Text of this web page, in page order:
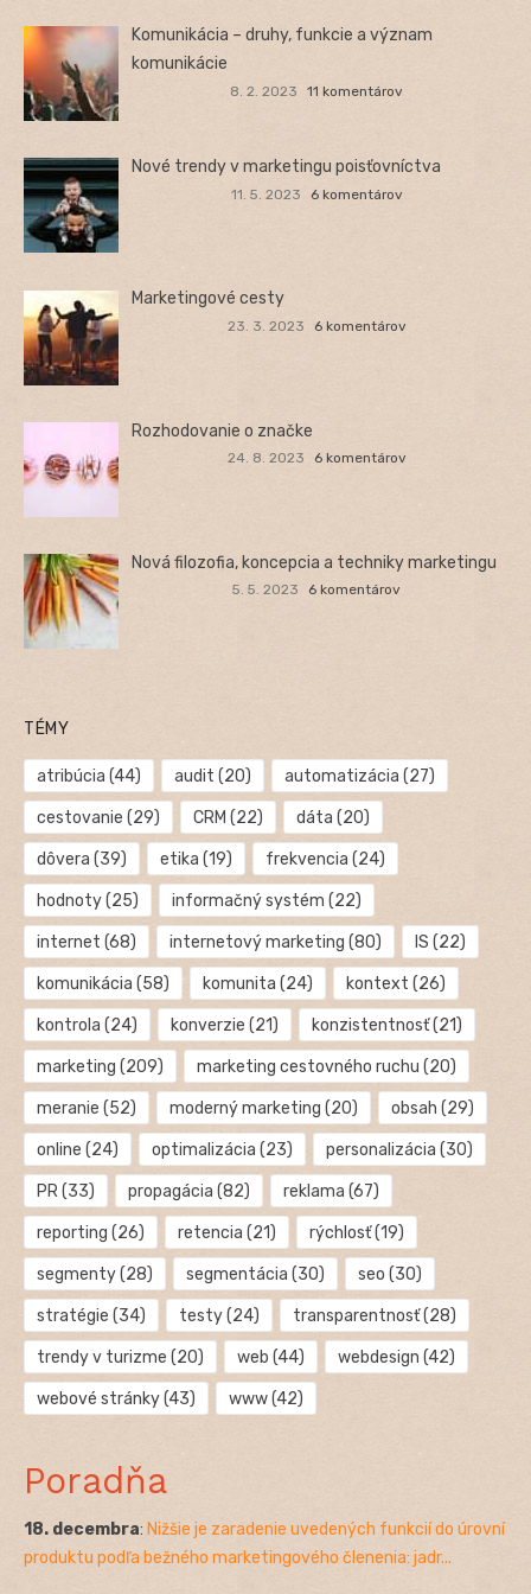
Komunikácia – druhy, funkcie a význam
komunikácie
8. 2. 2023 11 komentárov
Nové trendy v marketingu poisťovníctva
11. 5. 2023 6 komentárov
Marketingové cesty
23. 3. 2023 6 komentárov
Rozhodovanie o značke
24. 8. 2023 6 komentárov
Nová filozofia, koncepcia a techniky marketingu
5. 5. 2023 6 komentárov
TÉMY
atribúcia (44) audit (20) automatizácia (27)
cestovanie (29) CRM (22) dáta (20)
dôvera (39) etika (19) frekvencia (24)
hodnoty(25) informačný systém (22)
internet (68) internetový marketing (80) IS (22)
komunikácia (58) komunita (24) kontext (26)
kontrola (24) konverzie (21) konzistentnosť(21)
marketing (209) marketing cestovného ruchu (20)
meranie (52) moderný marketing (20) obsah (29)
online (24) optimalizácia (23) personalizácia (30)
PR(33) propagácia (82) reklama (67)
reporting (26) retencia (21) rýchlosť(19)
segmenty(28) segmentácia (30) seo (30)
stratégie (34) testy(24) transparentnosť(28)
trendy v turizme (20) web (44) webdesign (42)
webové stránky(43) www(42)
Poradňa
18. decembra: Nižšie je zaradenie uvedených funkcií do úrovní
produktu podľa bežného marketingového členenia: jadr...